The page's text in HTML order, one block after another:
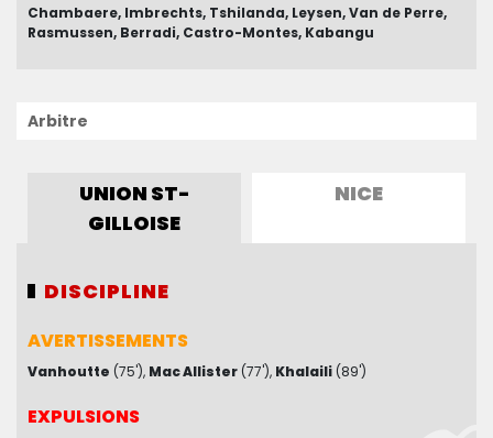
Chambaere Imbrechts Tshilanda Leysen Van de Perre
Rasmussen Berradi Castro-Montes Kabangu
Dupé Boulhendi Salhi
Arbitre
UNION ST-
GILLOISE
NICE
DISCIPLINE
AVERTISSEMENTS
Vanhoutte (75') Mac Allister (77') Khalaili (89')
EXPULSIONS
DISCIPLINE
AVERTISSEMENTS
Bombito(61')
EXPULSIONS